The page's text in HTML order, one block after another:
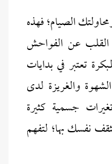
الصيام؛ فهذه
القلب عن الفواحش
تعتبر في بدايات
والغريزة لدى
جسمية كثيرة
نفسك بها؛ لتفهم